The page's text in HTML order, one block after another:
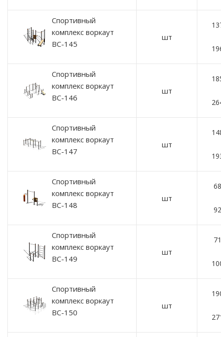
Спортивный
комплекс воркаут
ВС-145
шт
Спортивный
комплекс воркаут
ВС-146
шт
Спортивный
комплекс воркаут
ВС-147
шт
Спортивный
комплекс воркаут
ВС-148
шт
Спортивный
комплекс воркаут
ВС-149
шт
Спортивный
комплекс воркаут
ВС-150
шт